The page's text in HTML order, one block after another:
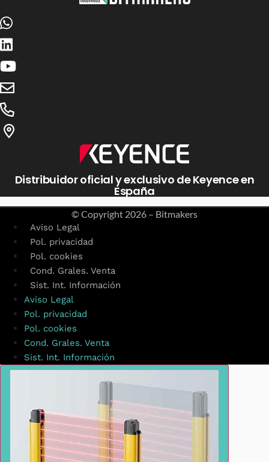
Distribuidor oficial y exclusivo de Keyence en
España
© Copyright 2026 – Bitmakers
Aviso Legal
Pol. privacidad
Pol. cookies
Cond. Grales. Venta
Sist. Int. Información
Aviso Legal
Pol. privacidad
Pol. cookies
Cond. Grales. Venta
Sist. Int. Información